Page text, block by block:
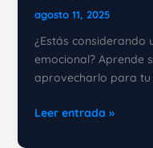
agosto 11, 2025
¿Estás considerando
emocional? Aprende
aprovecharlo para tu
¿Merecen
Leer entrada »